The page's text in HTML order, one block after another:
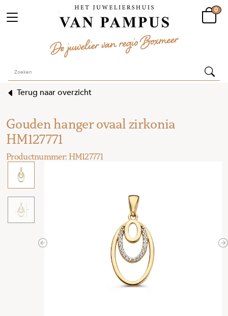
0
Terug naar overzicht
Gouden hanger ovaal zirkonia
HM127771
Previous